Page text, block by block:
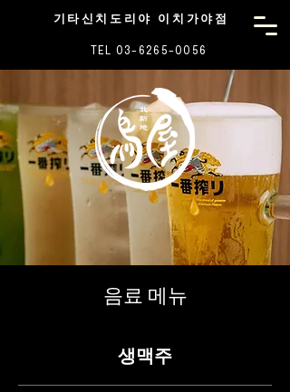
기타신치도리야 이치가야점
TEL 03-6265-0056
음료 메뉴
생맥주